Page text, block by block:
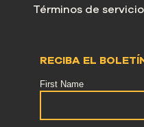
Términos de servicio
RECIBA EL